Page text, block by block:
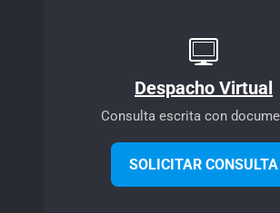
Despacho Virtual
Consulta escrita con
SOLICITAR CONSULTA